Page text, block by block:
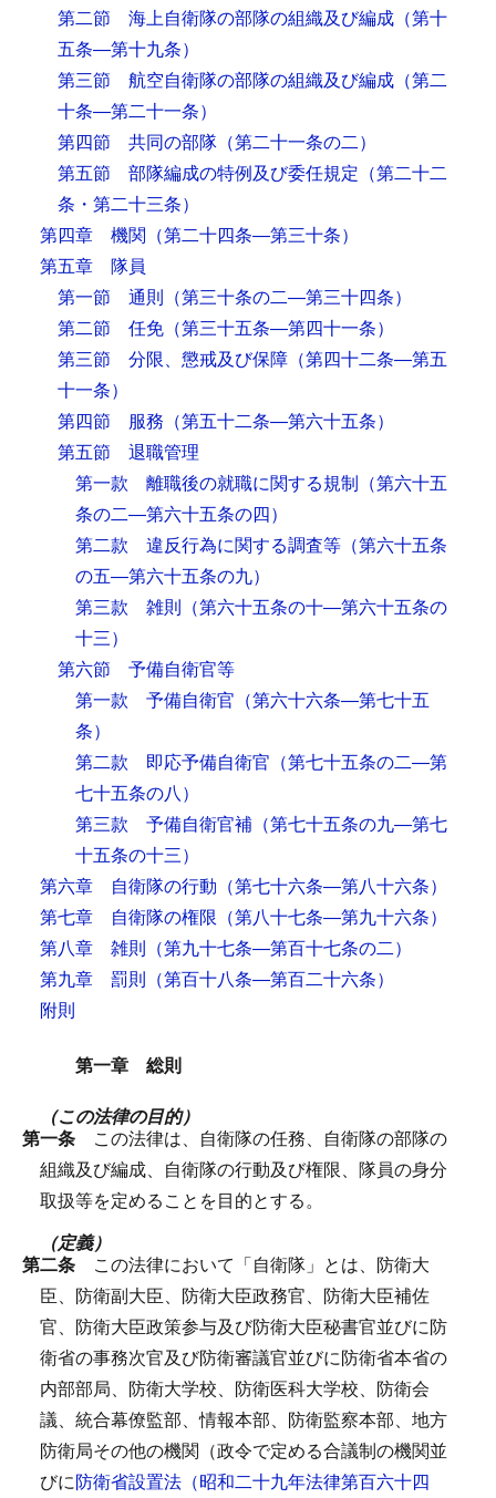
第二節 海上自衛隊の部隊の組織及び編成 （第十
五条―第十九条）
第三節 航空自衛隊の部隊の組織及び編成 （第二
十条―第二十一条）
第四節 共同の部隊 （第二十一条の二）
第五節 部隊編成の特例及び委任規定 （第二十二
条・第二十三条）
第四章 機関 （第二十四条―第三十条）
第五章 隊員
第一節 通則 （第三十条の二―第三十四条）
第二節 任免 （第三十五条―第四十一条）
第三節 分限、懲戒及び保障 （第四十二条―第五
十一条）
第四節 服務 （第五十二条―第六十五条）
第五節 退職管理
第一款 離職後の就職に関する規制 （第六十五
条の二―第六十五条の四）
第二款 違反行為に関する調査等 （第六十五条
の五―第六十五条の九）
第三款 雑則 （第六十五条の十―第六十五条の
十三）
第六節 予備自衛官等
第一款 予備自衛官 （第六十六条―第七十五
条）
第二款 即応予備自衛官 （第七十五条の二―第
七十五条の八）
第三款 予備自衛官補 （第七十五条の九―第七
十五条の十三）
第六章 自衛隊の行動 （第七十六条―第八十六条）
第七章 自衛隊の権限 （第八十七条―第九十六条）
第八章 雑則 （第九十七条―第百十七条の二）
第九章 罰則 （第百十八条―第百二十六条）
附則
第一章 総則
（この法律の目的）
第一条 この法律は、自衛隊の任務、自衛隊の部隊の
組織及び編成、自衛隊の行動及び権限、隊員の身分
取扱等を定めることを目的とする。
（定義）
第二条 この法律において「自衛隊」とは、防衛大
臣、防衛副大臣、防衛大臣政務官、防衛大臣補佐
官、防衛大臣政策参与及び防衛大臣秘書官並びに防
衛省の事務次官及び防衛審議官並びに防衛省本省の
内部部局、防衛大学校、防衛医科大学校、防衛会
議、統合幕僚監部、情報本部、防衛監察本部、地方
防衛局その他の機関（政令で定める合議制の機関並
びに防衛省設置法（昭和二十九年法律第百六十四